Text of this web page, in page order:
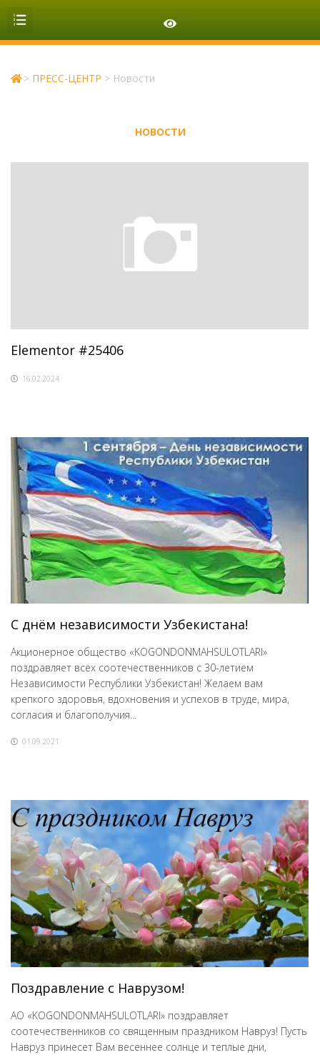
> ПРЕСС-ЦЕНТР > Новости
НОВОСТИ
Elementor #25406
16.02.2024
С днём независимости Узбекистана!
Акционерное общество «KOGONDONMAHSULOTLARI»
поздравляет всех соотечественников с 30-летием
Независимости Республики Узбекистан! Желаем вам
крепкого здоровья, вдохновения и успехов в труде, мира,
согласия и благополучия...
01.09.2021
Поздравление с Наврузом!
АО «KOGONDONMAHSULOTLARI» поздравляет
соотечественников со священным праздником Навруз! Пусть
Навруз принесет Вам весеннее солнце и теплые дни,